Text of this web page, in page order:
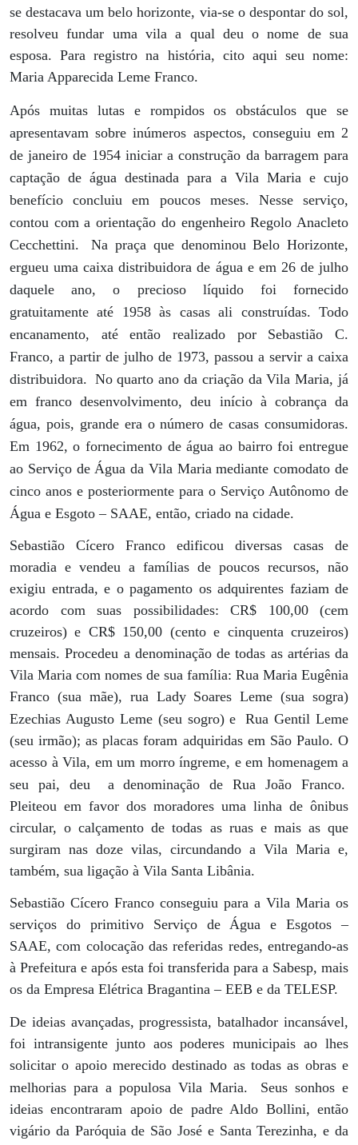
se destacava um belo horizonte, via-se o despontar do sol,
resolveu fundar uma vila a qual deu o nome de sua
esposa. Para registro na história, cito aqui seu nome:
Maria Apparecida Leme Franco.
Após muitas lutas e rompidos os obstáculos que se
apresentavam sobre inúmeros aspectos, conseguiu em 2
de janeiro de 1954 iniciar a construção da barragem para
captação de água destinada para a Vila Maria e cujo
benefício concluiu em poucos meses. Nesse serviço,
contou com a orientação do engenheiro Regolo Anacleto
Cecchettini.
Na praça que denominou Belo Horizonte,
ergueu uma caixa distribuidora de água e em 26 de julho
daquele ano, o precioso líquido foi fornecido
gratuitamente até 1958 às casas ali construídas. Todo
encanamento, até então realizado por Sebastião C.
Franco, a partir de julho de 1973, passou a servir a caixa
distribuidora. No quarto ano da criação da Vila Maria, já
em franco desenvolvimento, deu início à cobrança da
água, pois, grande era o número de casas consumidoras.
Em 1962, o fornecimento de água ao bairro foi entregue
ao Serviço de Água da Vila Maria mediante comodato de
cinco anos e posteriormente para o Serviço Autônomo de
Água e Esgoto – SAAE, então, criado na cidade.
Sebastião Cícero Franco edificou diversas casas de
moradia e vendeu a famílias de poucos recursos, não
exigiu entrada, e o pagamento os adquirentes faziam de
acordo com suas possibilidades: CR$ 100,00 (cem
cruzeiros) e CR$ 150,00 (cento e cinquenta cruzeiros)
mensais. Procedeu a denominação de todas as artérias da
Vila Maria com nomes de sua família: Rua Maria Eugênia
Franco (sua mãe), rua Lady Soares Leme (sua sogra)
Ezechias Augusto Leme (seu sogro) e
Rua Gentil Leme
(seu irmão); as placas foram adquiridas em São Paulo. O
acesso à Vila, em um morro íngreme, e em homenagem a
seu pai, deu
a denominação de Rua João Franco.
Pleiteou em favor dos moradores uma linha de ônibus
circular, o calçamento de todas as ruas e mais as que
surgiram nas doze vilas, circundando a Vila Maria e,
também, sua ligação à Vila Santa Libânia.
Sebastião Cícero Franco conseguiu para a Vila Maria os
serviços do primitivo Serviço de Água e Esgotos –
SAAE, com colocação das referidas redes, entregando-as
à Prefeitura e após esta foi transferida para a Sabesp, mais
os da Empresa Elétrica Bragantina – EEB e da TELESP.
De ideias avançadas, progressista, batalhador incansável,
foi intransigente junto aos poderes municipais ao lhes
solicitar o apoio merecido destinado as todas as obras e
melhorias para a populosa Vila Maria.
Seus sonhos e
ideias encontraram apoio de padre Aldo Bollini, então
vigário da Paróquia de São José e Santa Terezinha, e da